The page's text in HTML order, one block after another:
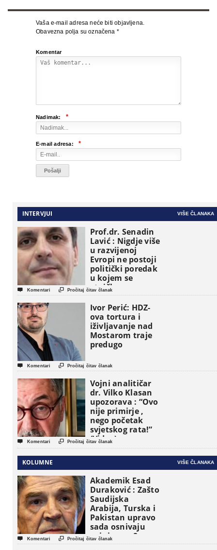
Vaša e-mail adresa neće biti objavljena.
Obavezna polja su označena *
Komentar
Nadimak: *
E-mail adresa: *
INTERVJUI VIŠE ČLANAKA
Prof.dr. Senadin
Lavić : Nigdje više
u razvijenoj
Evropi ne postoji
politički poredak
u kojem se
etničke grupe
pojavljuju kao
osnovne
političke jedinice
 Komentari  Pročitaj čitav članak
Ivor Perić: HDZ-
ova tortura i
iživljavanje nad
Mostarom traje
predugo
 Komentari  Pročitaj čitav članak
Vojni analitičar
dr. Vilko Klasan
upozorava : “Ovo
nije primirje ,
nego početak
svjetskog rata!”
(Video)
 Komentari  Pročitaj čitav članak
KOLUMNE VIŠE ČLANAKA
Akademik Esad
Duraković : Zašto
Saudijska
Arabija, Turska i
Pakistan upravo
sada osnivaju
vojni savez?
 Komentari  Pročitaj čitav članak